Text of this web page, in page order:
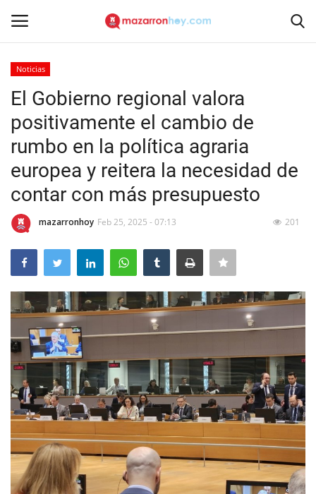
Inicio
Noticias
Mazarrón Hoy
Entrevistas
Reportajes
Empresas
Mapa de Mazarrón
Vídeos
Galerías
Contacto
Noticias
El Gobierno regional valora
positivamente el cambio de
rumbo en la política agraria
europea y reitera la necesidad de
contar con más presupuesto
mazarronhoy Feb 25, 2025 - 07:13 201